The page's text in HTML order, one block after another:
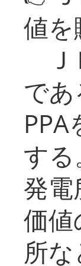
値
Ｊ
で
す
発
価値
所